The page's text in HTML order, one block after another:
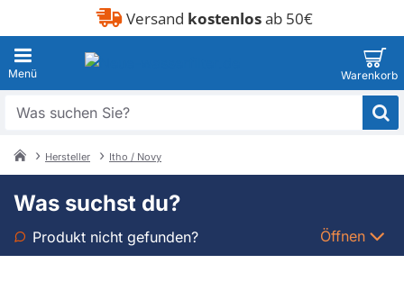
Versand kostenlosab 50€
Was
Sie?
Hersteller Itho / Novy
Was suchst du?
Produkt nicht gefunden? Öffnen